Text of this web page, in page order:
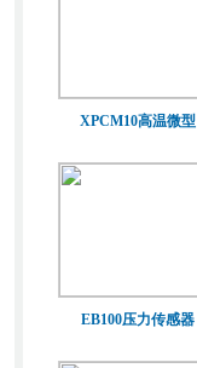
XPCM10高温微型
EB100压力传感器